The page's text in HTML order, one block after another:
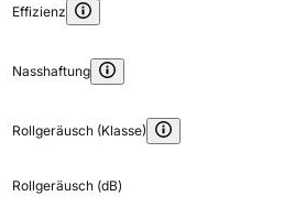
Effizienz
Nasshaftung
Rollgeräusch (Klasse)
Rollgeräusch (dB)